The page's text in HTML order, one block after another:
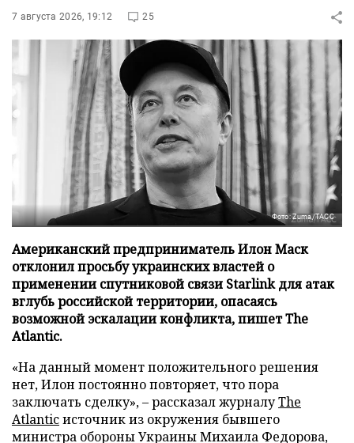
7 августа 2026, 19:12 25
Фото: Zuma/ТАСС
Американский предприниматель Илон Маск
отклонил просьбу украинских властей о
применении спутниковой связи Starlink для атак
вглубь российской территории, опасаясь
возможной эскалации конфликта, пишет The
Atlantic.
«На данный момент положительного решения
нет, Илон постоянно повторяет, что пора
заключать сделку», – рассказал журналуThe
Atlanticисточник из окружения бывшего
министра обороны Украины Михаила Федорова,